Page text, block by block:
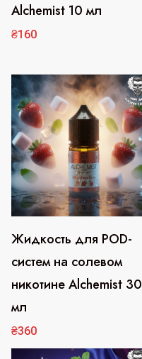
Alchemist 10 мл
₴160
товар
имеет
вариаций.
Опции
можно
выбрать
на
странице
товара.
Жидкость для POD-
систем на солевом
никотине Alchemist 30
мл
₴360
Этот
товар
имеет
несколько
вариаций.
Опции